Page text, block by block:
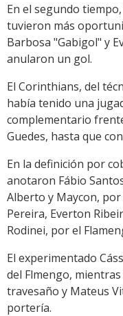
En el segundo
tuvieron más
Barbosa "Gabigol" y
anularon un gol.
El Corinthians, del
había tenido una
complementario
Guedes, hasta que
En la definición por
anotaron Fábio
Alberto y Maycon,
Pereira, Everton
Rodinei, por el
El experimentado
del Flmengo,
travesaño y Mateus
portería.